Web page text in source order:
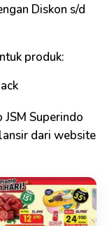
Diskon s/d
produk:
Superindo
dari website